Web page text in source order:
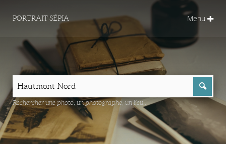
PORTRAIT SÉPIA Menu
Rechercher une photo, un photographe, un lieu...